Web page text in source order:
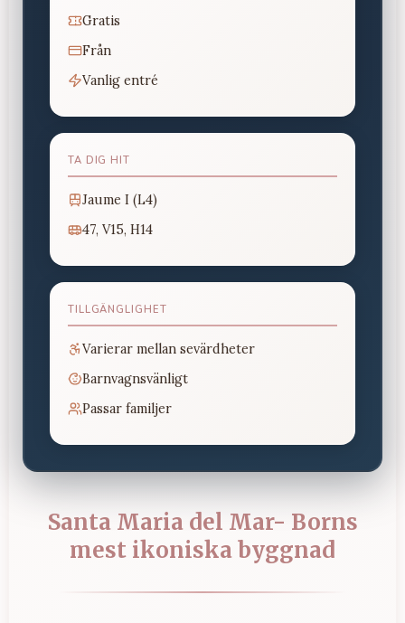
Gratis
Från
Vanlig entré
TA DIG HIT
Jaume I (L4)
47, V15, H14
TILLGÄNGLIGHET
Varierar mellan sevärdheter
Barnvagnsvänligt
Passar familjer
Santa Maria del Mar- Borns
mest ikoniska byggnad